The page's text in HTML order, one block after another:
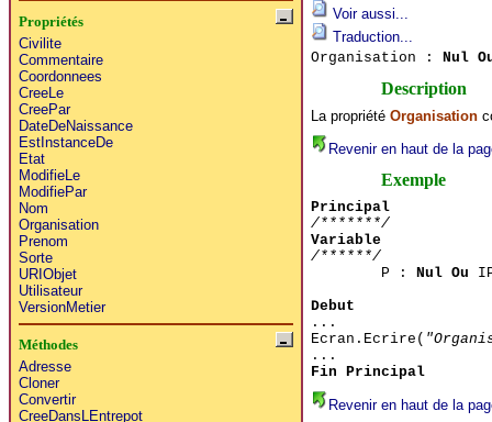
Propriétés
Civilite
Commentaire
Coordonnees
CreeLe
CreePar
DateDeNaissance
EstInstanceDe
Etat
ModifieLe
ModifiePar
Nom
Organisation
Prenom
Sorte
URIObjet
Utilisateur
VersionMetier
Méthodes
Adresse
Cloner
Convertir
CreeDansLEntrepot
Voir aussi...
Traduction...
Organisation : Nul
Description
La propriété Organisation
Revenir en haut de la
Exemple
Principal
/*******/
Variable
/******/
P : Nul Ou
Debut
...
Ecran.Ecrire(
...
Fin Principal
Revenir en haut de la